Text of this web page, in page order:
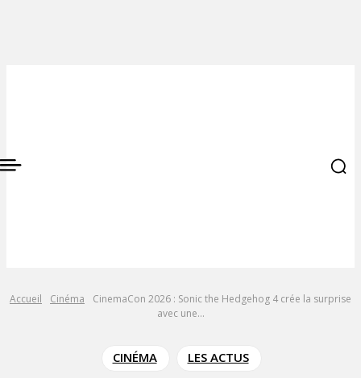
Accueil Cinéma
CinemaCon 2026 : Sonic the Hedgehog 4 crée la surprise
avec une...
CINÉMA LES ACTUS